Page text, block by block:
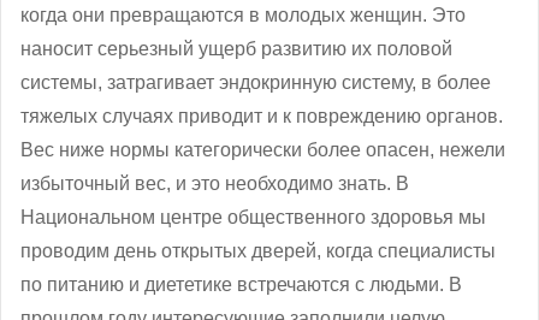
когда они превращаются в молодых женщин. Это
наносит серьезный ущерб развитию их половой
системы, затрагивает эндокринную систему, в более
тяжелых случаях приводит и к повреждению органов.
Вес ниже нормы категорически более опасен, нежели
избыточный вес, и это необходимо знать. В
Национальном центре общественного здоровья мы
проводим день открытых дверей, когда специалисты
по питанию и диететике встречаются с людьми. В